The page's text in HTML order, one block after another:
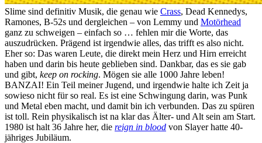
Slime sind definitiv Musik, die genau wie Crass, Dead Kennedys,
Ramones, B-52s und dergleichen – von Lemmy und Motörhead
ganz zu schweigen – einfach so … fehlen mir die Worte, das
auszudrücken. Prägend ist irgendwie alles, das trifft es also nicht.
Eher so: Das waren Leute, die direkt mein Herz und Hirn erreicht
haben und darin bis heute geblieben sind. Dankbar, das es sie gab
und gibt, keep on rocking. Mögen sie alle 1000 Jahre leben!
BANZAI! Ein Teil meiner Jugend, und irgendwie halte ich Zeit ja
sowieso nicht für so real. Es ist eine Schwingung darin, was Punk
und Metal eben macht, und damit bin ich verbunden. Das zu spüren
ist toll. Rein physikalisch ist na klar das Älter- und Alt sein am Start.
1980 ist halt 36 Jahre her, die reign in blood von Slayer hatte 40-
jähriges Jubiläum.